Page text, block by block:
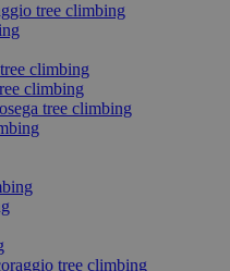
tree climbing
climbing
climbing
tree climbing
tree climbing